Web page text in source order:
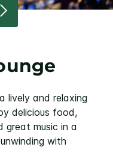
lively and relaxing
delicious food,
great music in a
with